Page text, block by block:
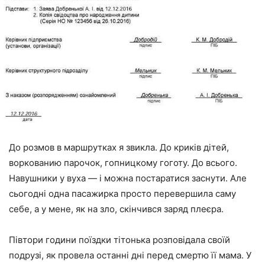
До розмов в маршрутках я звикла. До криків дітей,
воркованию парочок, гопницкому гоготу. До всього.
Навушники у вуха — і можна постаратися заснути. Але
сьогодні одна пасажирка просто перевершила саму
себе, а у мене, як на зло, скінчився заряд плеєра.
Півтори години поїздки тітонька розповідала своїй
подрузі, як провела останні дні перед смертю її мама. У